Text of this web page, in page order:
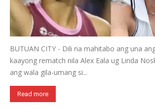
BUTUAN CITY - Dili na mahitabo ang una
kaayong rematch nila Alex Eala ug Linda
ang wala gila-umang si...
Read more